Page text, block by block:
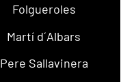
Folgueroles
Martí d´Albars
Pere Sallavinera